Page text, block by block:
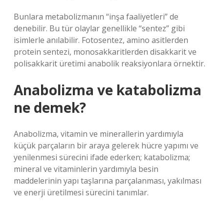
Bunlara metabolizmanın “inşa faaliyetleri” de
denebilir. Bu tür olaylar genellikle “sentez” gibi
isimlerle anılabilir. Fotosentez, amino asitlerden
protein sentezi, monosakkaritlerden disakkarit ve
polisakkarit üretimi anabolik reaksiyonlara örnektir.
Anabolizma ve katabolizma
ne demek?
Anabolizma, vitamin ve minerallerin yardımıyla
küçük parçaların bir araya gelerek hücre yapımı ve
yenilenmesi sürecini ifade ederken; katabolizma;
mineral ve vitaminlerin yardımıyla besin
maddelerinin yapı taşlarına parçalanması, yakılması
ve enerji üretilmesi sürecini tanımlar.